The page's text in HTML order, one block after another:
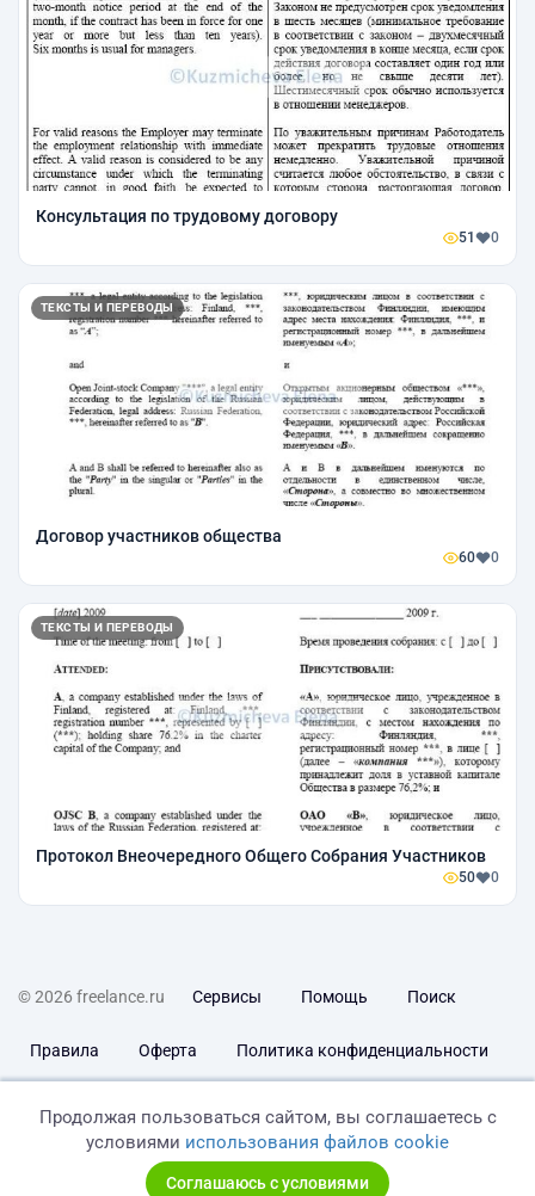
Консультация по трудовому договору
51 0
ТЕКСТЫ И ПЕРЕВОДЫ
Договор участников общества
60 0
ТЕКСТЫ И ПЕРЕВОДЫ
Протокол Внеочередного Общего Собрания Участников
50 0
© 2026 freelance.ru Сервисы Помощь Поиск
Правила Оферта Политика конфиденциальности
Продолжая пользоваться сайтом, вы соглашаетесь с
условиями использования файлов cookie
Соглашаюсь с условиями